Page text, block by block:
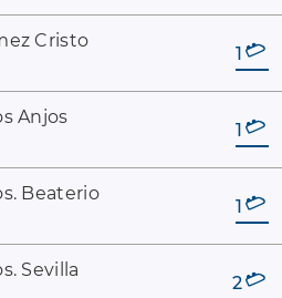
Cristo
1
Anjos
1
Beaterio
1
Sevilla
2